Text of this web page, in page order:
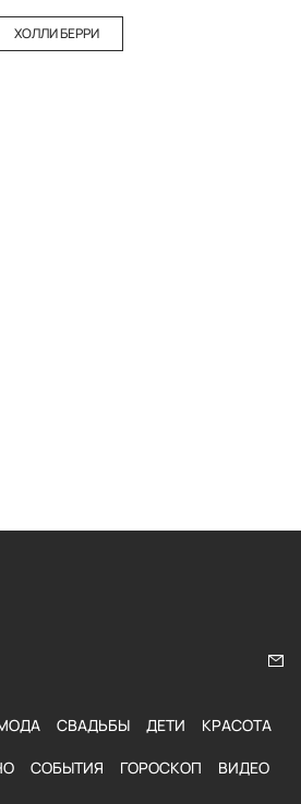
ХОЛЛИ БЕРРИ
СВАДЬБЫ ДЕТИ КРАСОТА
СОБЫТИЯ ГОРОСКОП ВИДЕО